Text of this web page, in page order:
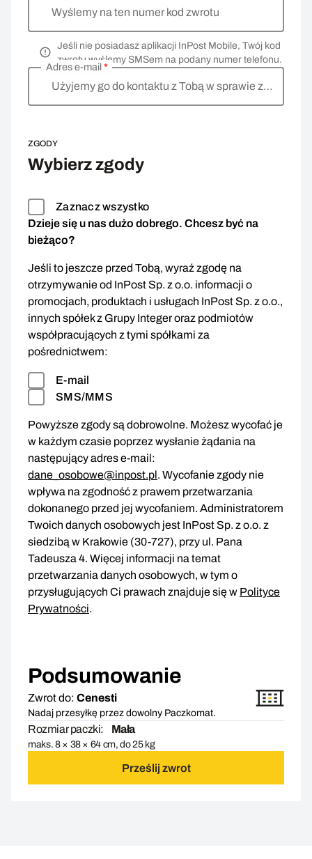
Wyślemy na ten numer kod zwrotu
Jeśli nie posiadasz aplikacji InPost Mobile, Twój kod
zwrotu wyślemy SMSem na podany numer telefonu.
Użyjemy go do kontaktu z Tobą w sprawie zwrotu
Adres e-mail *
ZGODY
Wybierz zgody
Zaznacz wszystko
Dzieje się u nas dużo dobrego. Chcesz być na
bieżąco?
Jeśli to jeszcze przed Tobą, wyraź zgodę na
otrzymywanie od InPost Sp. z o.o. informacji o
promocjach, produktach i usługach InPost Sp. z o.o.,
innych spółek z Grupy Integer oraz podmiotów
współpracujących z tymi spółkami za
pośrednictwem:
E-mail
SMS/MMS
Powyższe zgody są dobrowolne. Możesz wycofać je
w każdym czasie poprzez wysłanie żądania na
następujący adres e-mail:
dane_osobowe@inpost.pl. Wycofanie zgody nie
wpływa na zgodność z prawem przetwarzania
dokonanego przed jej wycofaniem. Administratorem
Twoich danych osobowych jest InPost Sp. z o.o. z
siedzibą w Krakowie (30-727), przy ul. Pana
Tadeusza 4. Więcej informacji na temat
przetwarzania danych osobowych, w tym o
przysługujących Ci prawach znajduje się w Polityce
Prywatności.
Podsumowanie
Zwrot do: Cenesti
Nadaj przesyłkę przez dowolny Paczkomat.
Rozmiar paczki: Mała
maks. 8 × 38 × 64 cm, do 25 kg
Prześlij zwrot